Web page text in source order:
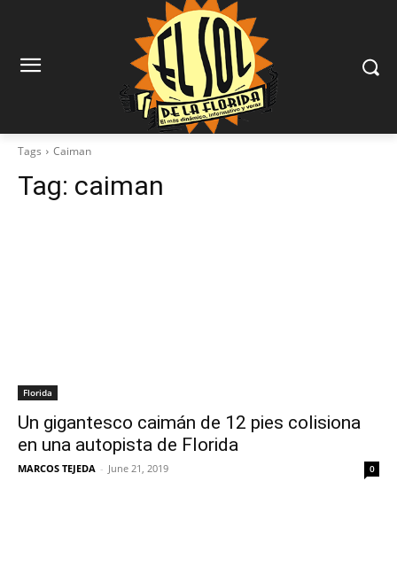
Tags Caiman
Tag: caiman
Florida
Un gigantesco caimán de 12 pies colisiona
en una autopista de Florida
MARCOS TEJEDA - June 21, 2019 0